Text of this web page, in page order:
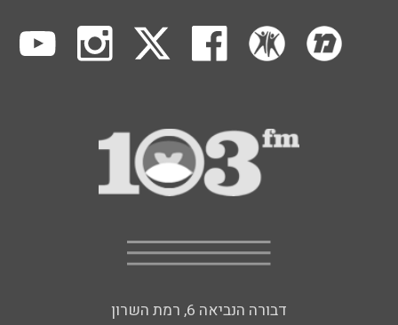
דבורה הנביאה 6, רמת השרון